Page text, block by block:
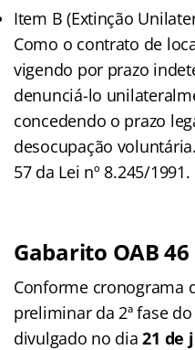
Item B (Extinção
Como o contrato de
vigendo por prazo
denunciá-lo
concedendo o prazo
desocupação
57 da Lei nº 8.245/1991.
Gabarito OAB
Conforme cronograma
preliminar da 2ª fase
divulgado no dia21 de